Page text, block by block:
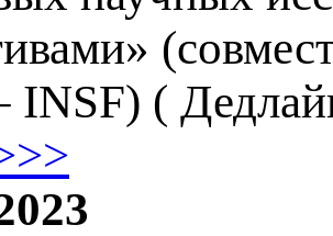
INSF) (